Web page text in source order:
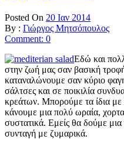
Posted On 20 Ιαν 2014
By : Γιώργος Μητσόπουλος
Comment: 0
Εδώ και
στην ζωή μας σαν βασική
καταναλώνουμε σαν κύριο
σάλτσες και σε ποικιλία
κρεάτων. Μπορούμε τα ίδια με
κάνουμε μια πολύ ωραία,
συστατικά. Εμείς θα δούμε
συνταγή με ζυμαρικά.